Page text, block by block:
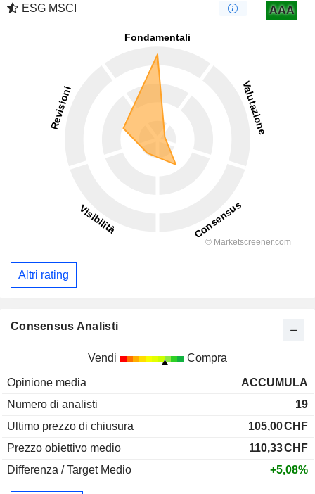
ESG MSCI
AAA
Altri rating
Consensus Analisti
Vendi Compra
Opinione media
ACCUMULA
Numero di analisti
19
Ultimo prezzo di chiusura
105,00CHF
Prezzo obiettivo medio
110,33CHF
Differenza / Target Medio
+5,08%